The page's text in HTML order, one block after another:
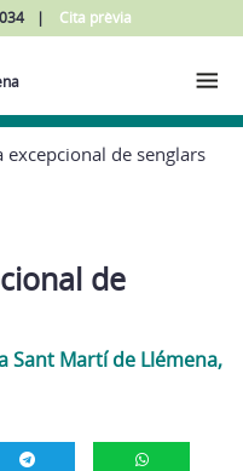
Cita prèvia
excepcional de senglars
de
Sant Martí de Llémena,